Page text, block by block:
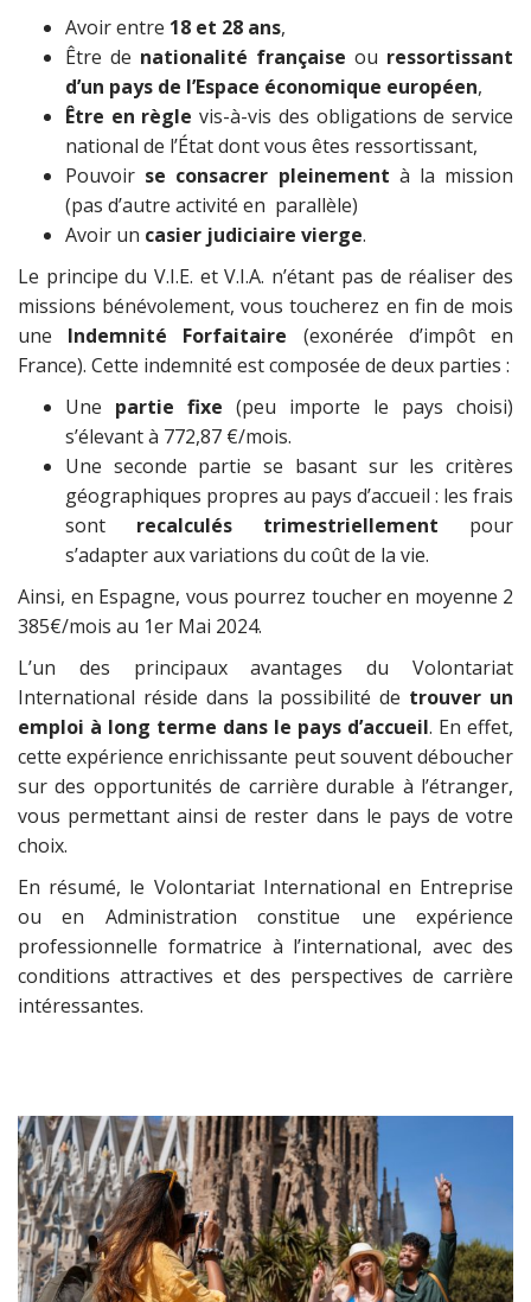
Avoir entre 18 et 28 ans,
Être de nationalité française ou ressortissant
d’un pays de l’Espace économique européen,
Être en règle vis-à-vis des obligations de service
national de l’État dont vous êtes ressortissant,
Pouvoir se consacrer pleinement à la mission
(pas d’autre activité en parallèle)
Avoir un casier judiciaire vierge.
Le principe du V.I.E. et V.I.A. n’étant pas de réaliser des
missions bénévolement, vous toucherez en fin de mois
une Indemnité Forfaitaire (exonérée d’impôt en
France). Cette indemnité est composée de deux parties :
Une partie fixe (peu importe le pays choisi)
s’élevant à 772,87 €/mois.
Une seconde partie se basant sur les critères
géographiques propres au pays d’accueil : les frais
sont recalculés trimestriellement pour
s’adapter aux variations du coût de la vie.
Ainsi, en Espagne, vous pourrez toucher en moyenne 2
385€/mois au 1er Mai 2024.
L’un des principaux avantages du Volontariat
International réside dans la possibilité de trouver un
emploi à long terme dans le pays d’accueil. En effet,
cette expérience enrichissante peut souvent déboucher
sur des opportunités de carrière durable à l’étranger,
vous permettant ainsi de rester dans le pays de votre
choix.
En résumé, le Volontariat International en Entreprise
ou en Administration constitue une expérience
professionnelle formatrice à l’international, avec des
conditions attractives et des perspectives de carrière
intéressantes.